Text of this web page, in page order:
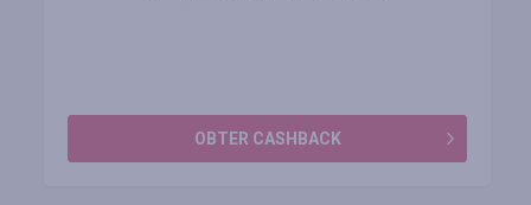
OBTER CASHBACK